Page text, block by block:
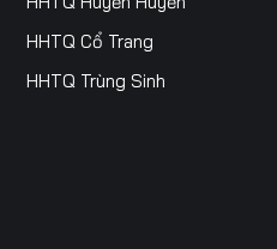
HHTQ Cổ Trang
HHTQ Trùng Sinh